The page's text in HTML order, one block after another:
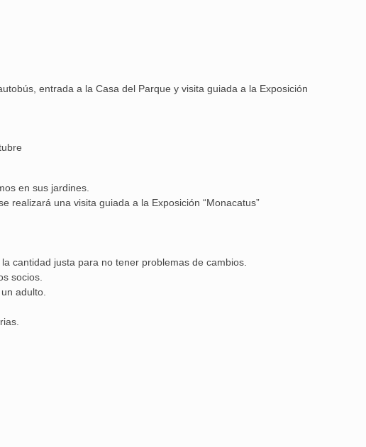
entrada a la Casa del Parque y visita guiada a la Exposición
en sus jardines.
realizará una visita guiada a la Exposición “Monacatus”
cantidad justa para no tener problemas de cambios.
socios.
adulto.